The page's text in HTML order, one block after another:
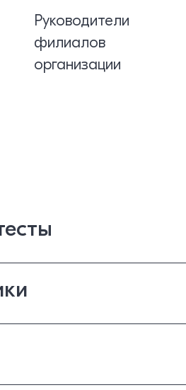
Руководители
филиалов
организации